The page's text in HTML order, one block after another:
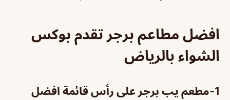
افضل مطاعم برجر تقدم بوكس
الشواء بالرياض
1-مطعم يب برجر على رأس قائمة افضل